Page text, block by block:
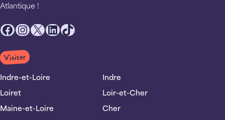
Atlantique !
Facebook
Instagram
X LinkedIn
TikTok
Visiter
Indre-et-Loire Indre
Loiret Loir-et-Cher
Maine-et-Loire Cher